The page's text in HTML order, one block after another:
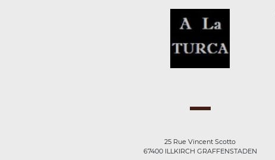
25 Rue Vincent Scotto
67400 ILLKIRCH GRAFFENSTADEN